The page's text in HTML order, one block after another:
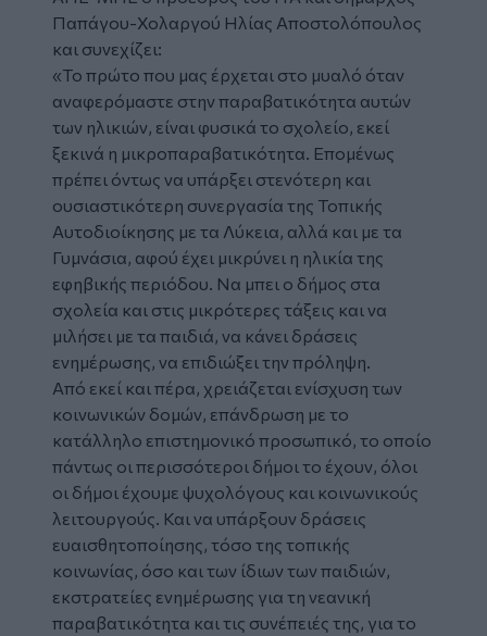
Παπάγου-Χολαργού Ηλίας Αποστολόπουλος
και συνεχίζει:
«Το πρώτο που μας έρχεται στο μυαλό όταν
αναφερόμαστε στην παραβατικότητα αυτών
των ηλικιών, είναι φυσικά το σχολείο, εκεί
ξεκινά η μικροπαραβατικότητα. Επομένως
πρέπει όντως να υπάρξει στενότερη και
ουσιαστικότερη συνεργασία της Τοπικής
Αυτοδιοίκησης με τα Λύκεια, αλλά και με τα
Γυμνάσια, αφού έχει μικρύνει η ηλικία της
εφηβικής περιόδου. Να μπει ο δήμος στα
σχολεία και στις μικρότερες τάξεις και να
μιλήσει με τα παιδιά, να κάνει δράσεις
ενημέρωσης, να επιδιώξει την πρόληψη.
Από εκεί και πέρα, χρειάζεται ενίσχυση των
κοινωνικών δομών, επάνδρωση με το
κατάλληλο επιστημονικό προσωπικό, το οποίο
πάντως οι περισσότεροι δήμοι το έχουν, όλοι
οι δήμοι έχουμε ψυχολόγους και κοινωνικούς
λειτουργούς. Και να υπάρξουν δράσεις
ευαισθητοποίησης, τόσο της τοπικής
κοινωνίας, όσο και των ίδιων των παιδιών,
εκστρατείες ενημέρωσης για τη νεανική
παραβατικότητα και τις συνέπειές της, για το